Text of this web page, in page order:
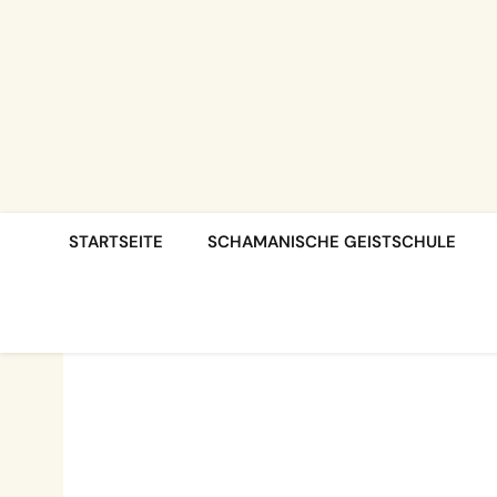
STARTSEITE SCHAMANISCHE GEISTSCHULE